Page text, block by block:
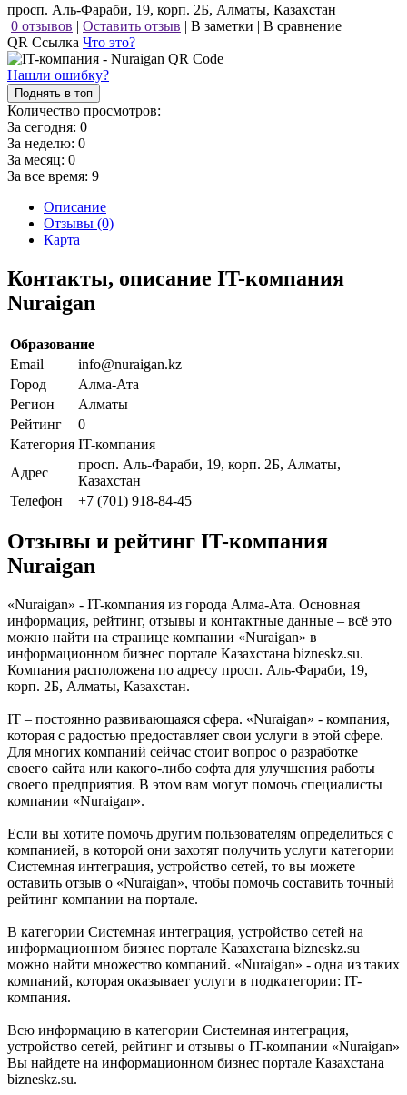
просп. Аль-Фараби, 19, корп. 2Б, Алматы, Казахстан
0 отзывов | Оставить отзыв | В заметки | В сравнение
QR Ссылка Что это?
Нашли ошибку?
Поднять в топ
Количество просмотров:
За сегодня: 0
За неделю: 0
За месяц: 0
За все время: 9
Описание
Отзывы (0)
Карта
Контакты, описание IT-компания
Nuraigan
Образование
Email
info@nuraigan.kz
Город
Алма-Ата
Регион
Алматы
Рейтинг
0
Категория IT-компания
Адрес
просп. Аль-Фараби, 19, корп. 2Б, Алматы,
Казахстан
Телефон
+7 (701) 918-84-45
Отзывы и рейтинг IT-компания
Nuraigan
«Nuraigan» - IT-компания из города Алма-Ата. Основная
информация, рейтинг, отзывы и контактные данные – всё это
можно найти на странице компании «Nuraigan» в
информационном бизнес портале Казахстана bizneskz.su.
Компания расположена по адресу просп. Аль-Фараби, 19,
корп. 2Б, Алматы, Казахстан.
IT – постоянно развивающаяся сфера. «Nuraigan» - компания,
которая с радостью предоставляет свои услуги в этой сфере.
Для многих компаний сейчас стоит вопрос о разработке
своего сайта или какого-либо софта для улучшения работы
своего предприятия. В этом вам могут помочь специалисты
компании «Nuraigan».
Если вы хотите помочь другим пользователям определиться с
компанией, в которой они захотят получить услуги категории
Системная интеграция, устройство сетей, то вы можете
оставить отзыв о «Nuraigan», чтобы помочь составить точный
рейтинг компании на портале.
В категории Системная интеграция, устройство сетей на
информационном бизнес портале Казахстана bizneskz.su
можно найти множество компаний. «Nuraigan» - одна из таких
компаний, которая оказывает услуги в подкатегории: IT-
компания.
Всю информацию в категории Системная интеграция,
устройство сетей, рейтинг и отзывы о IT-компании «Nuraigan»
Вы найдете на информационном бизнес портале Казахстана
bizneskz.su.